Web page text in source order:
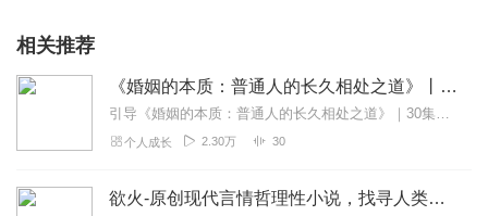
相关推荐
《婚姻的本质：普通人的长久相处之道》丨未来摆渡人
引导《婚姻的本质：普通人的长久相处之道》｜30集有声专辑内容结构：场景案例→痛点提问→本质拆解→步处理办法→升华思考→本集金句→结尾专辑特点：清醒合作课+情绪...
个人成长 2.30万 30
欲火-原创现代言情哲理性小说，找寻人类婚姻的本质